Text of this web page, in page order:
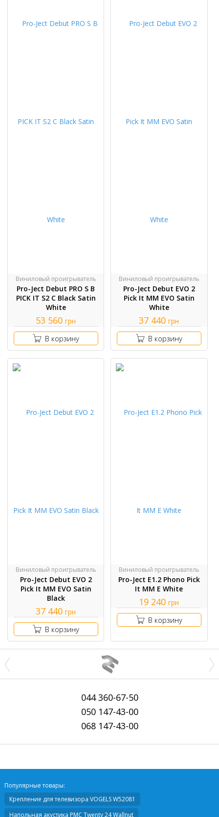
Виниловый проигрыватель
Pro-Ject Debut PRO S B
PICK IT S2 C Black Satin
White
53 560 грн
В корзину
Виниловый проигрыватель
Pro-Ject Debut EVO 2
Pick It MM EVO Satin
White
37 440 грн
В корзину
Виниловый проигрыватель
Pro-Ject Debut EVO 2
Pick It MM EVO Satin
Black
37 440 грн
В корзину
Виниловый проигрыватель
Pro-Ject E1.2 Phono Pick
It MM E White
19 240 грн
В корзину
044360-67-50
050147-43-00
068147-43-00
Популярные товары:
Крепление для телевизора VOGELS W52081
Напольная акустика PMC Twenty 24 Wallnut